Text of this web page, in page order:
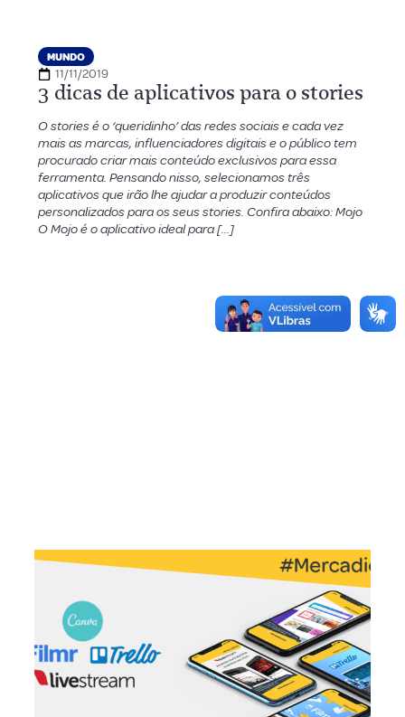
MUNDO
11/11/2019
3 dicas de aplicativos para o stories
O stories é o ‘queridinho’ das redes sociais e cada vez
mais as marcas, influenciadores digitais e o público tem
procurado criar mais conteúdo exclusivos para essa
ferramenta. Pensando nisso, selecionamos três
aplicativos que irão lhe ajudar a produzir conteúdos
personalizados para os seus stories. Confira abaixo: Mojo
O Mojo é o aplicativo ideal para […]